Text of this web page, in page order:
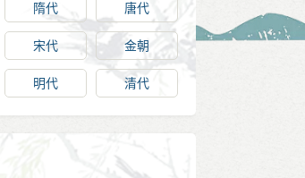
隋代 唐代
宋代 金朝
明代 清代